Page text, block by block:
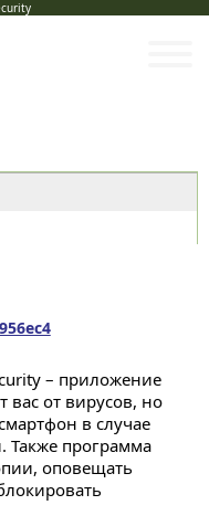
– приложение
вас от вирусов, но
в случае
Также программа
оповещать